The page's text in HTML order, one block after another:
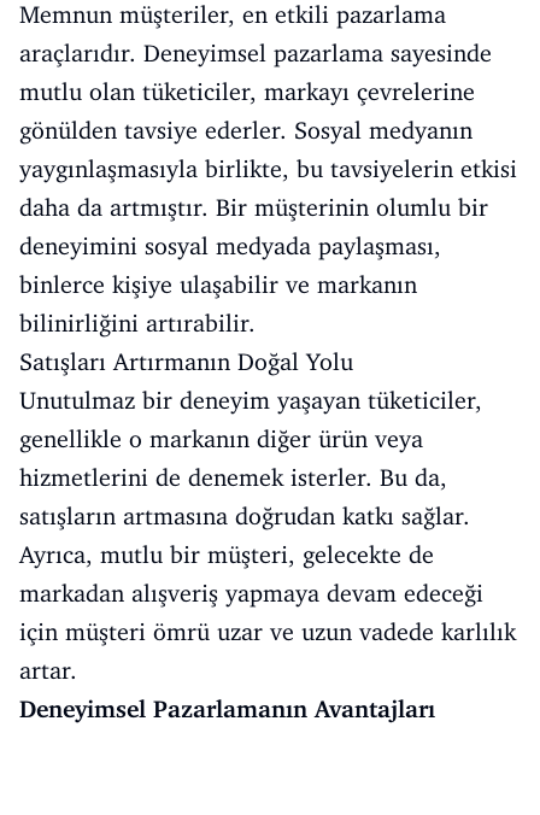
Memnun müşteriler, en etkili pazarlama
araçlarıdır. Deneyimsel pazarlama sayesinde
mutlu olan tüketiciler, markayı çevrelerine
gönülden tavsiye ederler. Sosyal medyanın
yaygınlaşmasıyla birlikte, bu tavsiyelerin etkisi
daha da artmıştır. Bir müşterinin olumlu bir
deneyimini sosyal medyada paylaşması,
binlerce kişiye ulaşabilir ve markanın
bilinirliğini artırabilir.
Satışları Artırmanın Doğal Yolu
Unutulmaz bir deneyim yaşayan tüketiciler,
genellikle o markanın diğer ürün veya
hizmetlerini de denemek isterler. Bu da,
satışların artmasına doğrudan katkı sağlar.
Ayrıca, mutlu bir müşteri, gelecekte de
markadan alışveriş yapmaya devam edeceği
için müşteri ömrü uzar ve uzun vadede karlılık
artar.
Deneyimsel Pazarlamanın Avantajları